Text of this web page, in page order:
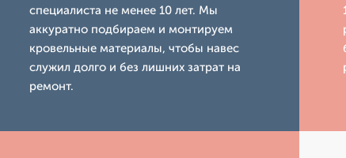
специалиста не менее 10 лет. Мы
аккуратно подбираем и монтируем
кровельные материалы, чтобы навес
служил долго и без лишних затрат на
ремонт.